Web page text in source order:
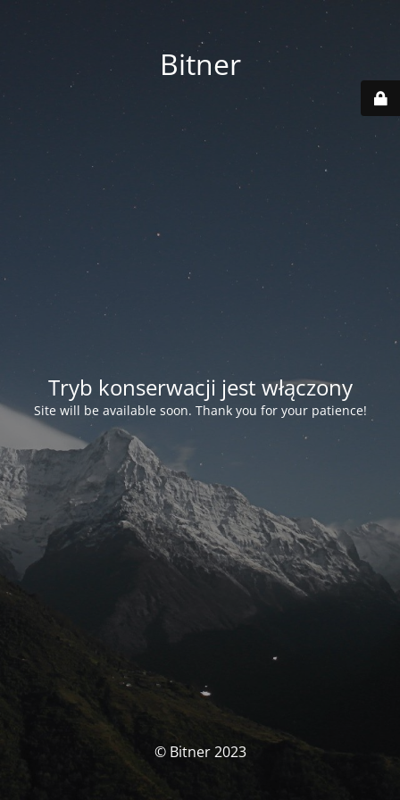
Bitner
Tryb konserwacji jest włączony
Site will be available soon. Thank you for your patience!
© Bitner 2023